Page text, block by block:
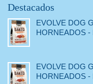
Destacados
EVOLVE DOG
HORNEADOS -
EVOLVE DOG
HORNEADOS -